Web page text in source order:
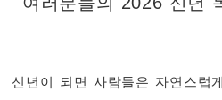
신년이 되면 사람들은 자연스럽